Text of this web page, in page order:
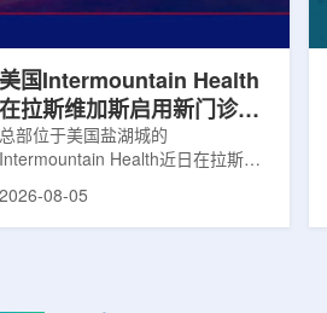
绕核医疗及高端装备关键技术突
美国Intermountain Health
在拉斯维加斯启用新门诊诊
所，配置PET/CT和直线加
速器
总部位于美国盐湖城的
Intermountain Health近日在拉斯维
加斯西南部启用一座新的门诊诊所。
2026-08-05